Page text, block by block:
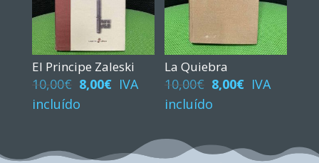
El Principe Zaleski
10,00€ El
precio
10,00€.
8,00€ El
8,00€.
IVA
incluído
La Quiebra
10,00€ El
precio
10,00€.
8,00€ El
8,00€.
IVA
incluído